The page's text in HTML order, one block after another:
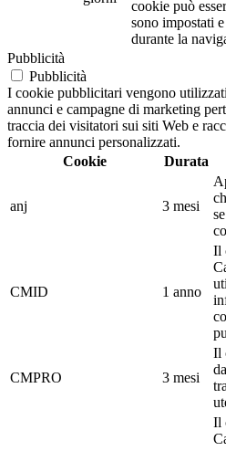
cookie può
sono impostati
durante la
Pubblicità
Pubblicità
I cookie pubblicitari vengono
annunci e campagne di marketing
traccia dei visitatori sui siti Web e
fornire annunci personalizzati.
Cookie
Durata
anj 3 mesi
CMID 1 anno
Il
CMPRO 3 mesi
Il
Il